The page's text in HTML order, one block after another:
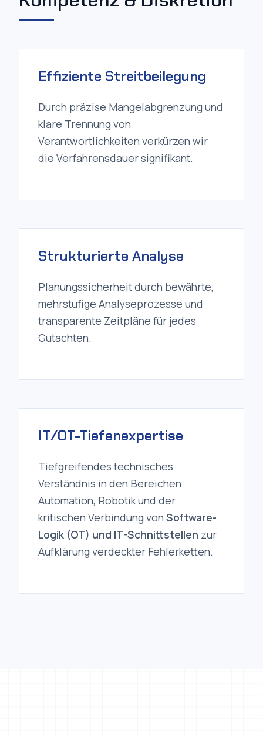
klare Trennung von
Verantwortlichkeiten verkürzen wir
die Verfahrensdauer signifikant.
mehrstufige Analyseprozesse und
transparente Zeitpläne für jedes
Gutachten.
Verständnis in den Bereichen
Automation, Robotik und der
kritischen Verbindung vonSoftware-
Logik (OT) und IT-Schnittstellenzur
Aufklärung verdeckter Fehlerketten.